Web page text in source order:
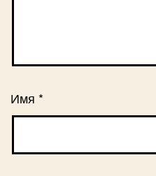
Имя *